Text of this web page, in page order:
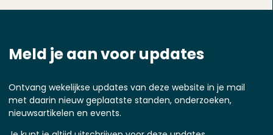
Meld je aan voor updates
Ontvang wekelijkse updates van deze website in je mail
met daarin nieuw geplaatste standen, onderzoeken,
nieuwsartikelen en events.